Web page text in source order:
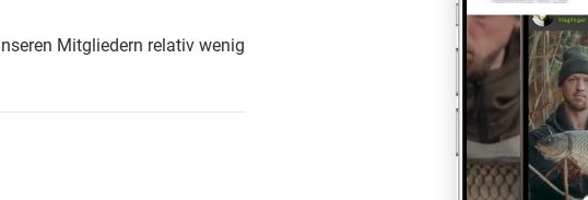
Mitgliedern relativ wenig